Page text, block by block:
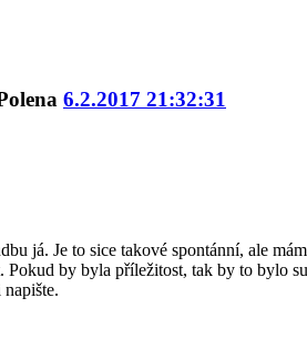
6.2.2017 21:32:31
já. Je to sice takové spontánní, ale
by byla příležitost, tak by to bylo